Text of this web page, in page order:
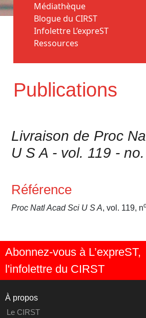
Accueil > Publications >
Publications
Médiathèque
Blogue du CIRST
Infolettre L’expreST
Ressources
Livraison de Proc
U S A - vol. 119 -
Référence
Proc Natl Acad Sci U S A, vol. 119, n
Abonnez-vous à L’expreST,
l'infolettre du CIRST
À propos
Le CIRST